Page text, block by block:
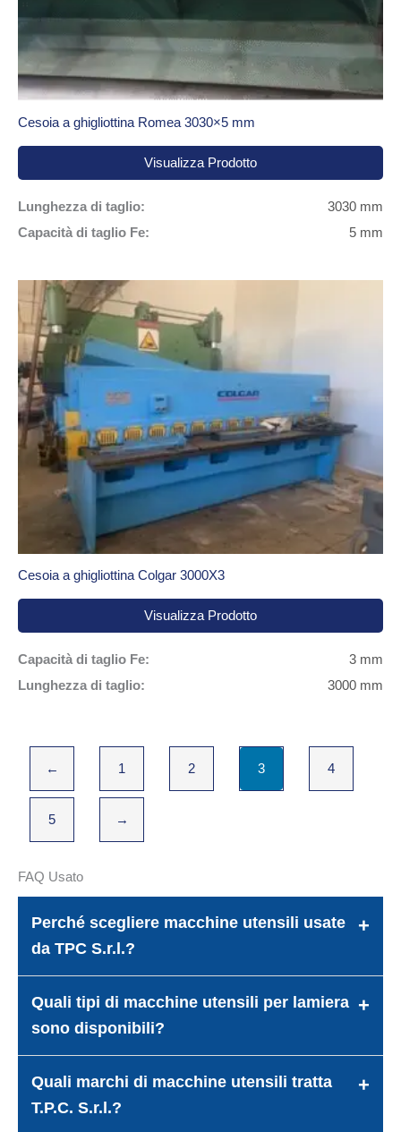
Cesoia a ghigliottina Romea 3030×5 mm
Visualizza Prodotto
Lunghezza di taglio:
3030 mm
Capacità di taglio Fe:
5 mm
Cesoia a ghigliottina Colgar 3000X3
Visualizza Prodotto
Capacità di taglio Fe:
3 mm
Lunghezza di taglio:
3000 mm
← 1 2 3 4
5 →
FAQ Usato
Perché scegliere macchine utensili usate
da TPC S.r.l.?
Quali tipi di macchine utensili per lamiera
sono disponibili?
Quali marchi di macchine utensili tratta
T.P.C. S.r.l.?